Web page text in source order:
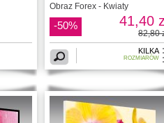
Obraz Forex - Kwiaty
-50% 41,40
82,80
KILKA
ROZMIARÓW